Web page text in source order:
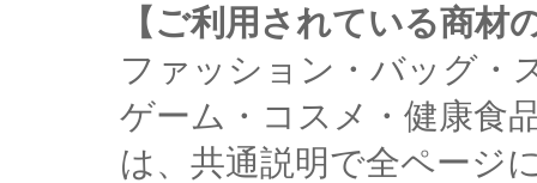
【ご利用されている商材
ファッション・バッグ・
ゲーム・コスメ・健康食
は、共通説明で全ページ